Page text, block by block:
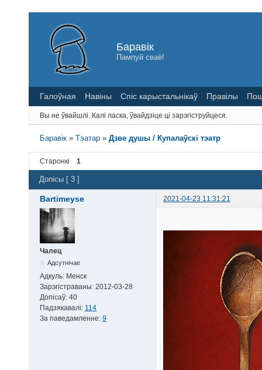
Баравік
Пампуй сваё!
Галоўная Навіны Спіс карыстальнікаў Правілы
Вы не ўвайшлі. Калі ласка, ўвайдзіце ці зарэгіструйцеся.
Баравік »Тэатар »Дзве душы / Купалаўскі тэатр
Старонкі 1
Допісы [ 3 ]
Bartimeyse 2021-04-23 11:31:21
Чалец
Адсутнічае
Адкуль: Менск
Зарэгістраваны: 2012-03-28
Допісаў: 40
Падзякавалі: 114
За паведамленне: 9